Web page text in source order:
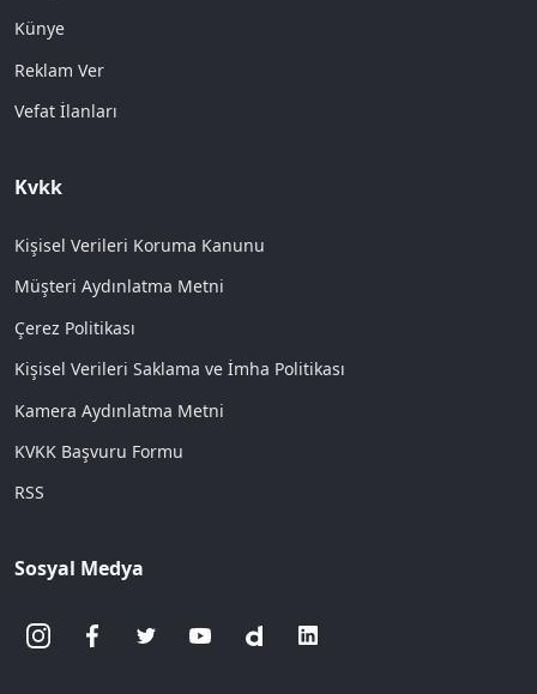
Künye
Reklam Ver
Vefat İlanları
Kvkk
Kişisel Verileri Koruma Kanunu
Müşteri Aydınlatma Metni
Çerez Politikası
Kişisel Verileri Saklama ve İmha Politikası
Kamera Aydınlatma Metni
KVKK Başvuru Formu
RSS
Sosyal Medya